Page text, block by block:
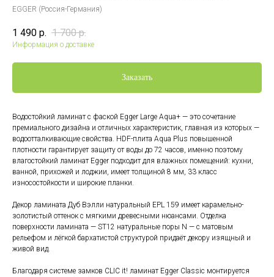
EGGER (Россия-Германия)
1 490 р. 1 700 р.
Информация о доставке
Заказать
Водостойкий ламинат с фаской Egger Large Aqua+ — это сочетание
премиального дизайна и отличных характеристик, главная из которых —
водоотталкивающие свойства. HDF-плита Aqua Plus повышенной
плотности гарантирует защиту от воды до 72 часов, именно поэтому
влагостойкий ламинат Egger подходит для влажных помещений: кухни,
ванной, прихожей и лоджии, имеет толщиной 8 мм, 33 класс
износостойкости и широкие планки.
Декор ламината Дуб Вэлли натуральный EPL 159 имеет карамельно-
золотистый оттенок с мягкими древесными нюансами. Отделка
поверхности ламината — ST12 натуральные поры N — с матовым
рельефом и лёгкой бархатистой структурой придаёт декору изящный и
живой вид.
Благодаря системе замков CLIC it! ламинат Egger Classic монтируется